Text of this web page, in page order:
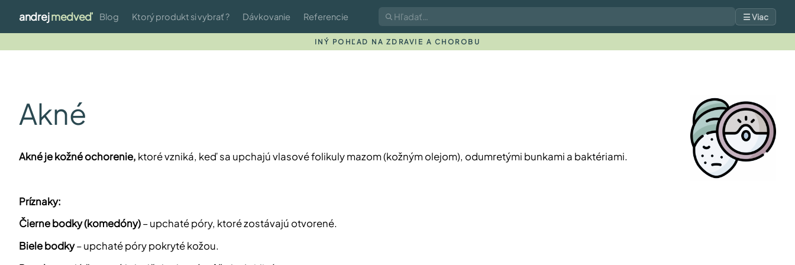
andrejmedveď Blog Ktorý produkt si vybrať ? Dávkovanie Referencie ☰ Viac
INÝ POHĽAD NA ZDRAVIE A CHOROBU
Akné
Akné je kožné ochorenie, ktoré vzniká, keď sa upchajú vlasové folikuly mazom (kožným olejom), odumretými bunkami a baktériami.
Príznaky:
Čierne bodky (komedóny)– upchaté póry, ktoré zostávajú otvorené.
Biele bodky– upchaté póry pokryté kožou.